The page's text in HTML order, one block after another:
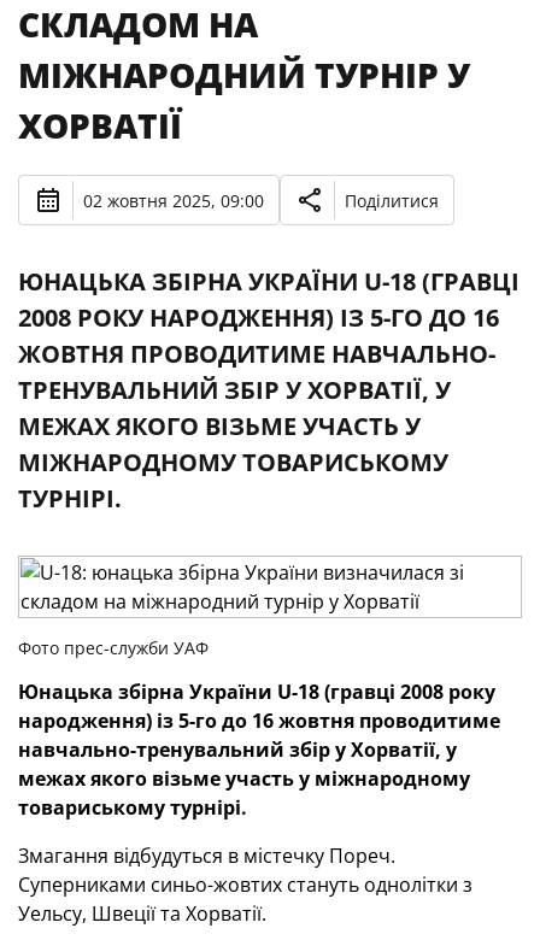
СКЛАДОМ НА
МІЖНАРОДНИЙ ТУРНІР У
ХОРВАТІЇ
02 жовтня 2025, 09:00 Поділитися
ЮНАЦЬКА ЗБІРНА УКРАЇНИ U-18 (ГРАВЦІ
2008 РОКУ НАРОДЖЕННЯ) ІЗ 5-ГО ДО 16
ЖОВТНЯ ПРОВОДИТИМЕ НАВЧАЛЬНО-
ТРЕНУВАЛЬНИЙ ЗБІР У ХОРВАТІЇ, У
МЕЖАХ ЯКОГО ВІЗЬМЕ УЧАСТЬ У
МІЖНАРОДНОМУ ТОВАРИСЬКОМУ
ТУРНІРІ.
Фото прес-служби УАФ
Юнацька збірна України U-18 (гравці 2008 року
народження) із 5-го до 16 жовтня проводитиме
навчально-тренувальний збір у Хорватії, у
межах якого візьме участь у міжнародному
товариському турнірі.
Змагання відбудуться в містечку Пореч.
Суперниками синьо-жовтих стануть однолітки з
Уельсу, Швеції та Хорватії.